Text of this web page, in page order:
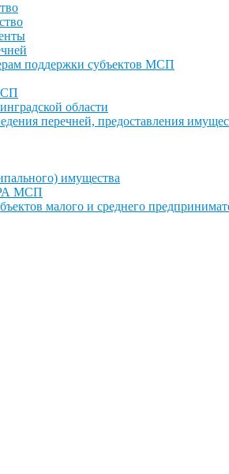
поддержки субъектов МСП
области
перечней, предоставления
имущества
МСП
малого и среднего